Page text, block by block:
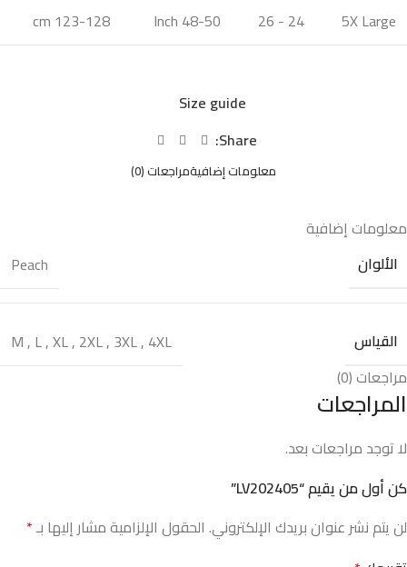
5X Large
24 - 26
48-50 Inch
123-128 cm
Size guide
Share:
معلومات إضافيةمراجعات (0)
معلومات إضافية
الألوان
Peach
القياس M, L,XL, 2XL, 3XL, 4XL
مراجعات (0)
المراجعات
لا توجد مراجعات بعد.
كن أول من يقيم “LV202405”
لن يتم نشر عنوان بريدك الإلكتروني. الحقول الإلزامية مشار إليها بـ*